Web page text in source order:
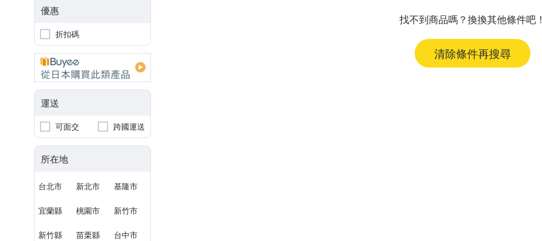
優惠
折扣碼
運送
可面交 跨國運送
所在地
台北市 新北市 基隆市
宜蘭縣 桃園市 新竹市
新竹縣 苗栗縣 台中市
找不到商品嗎？換換其他條件吧！
清除條件再搜尋